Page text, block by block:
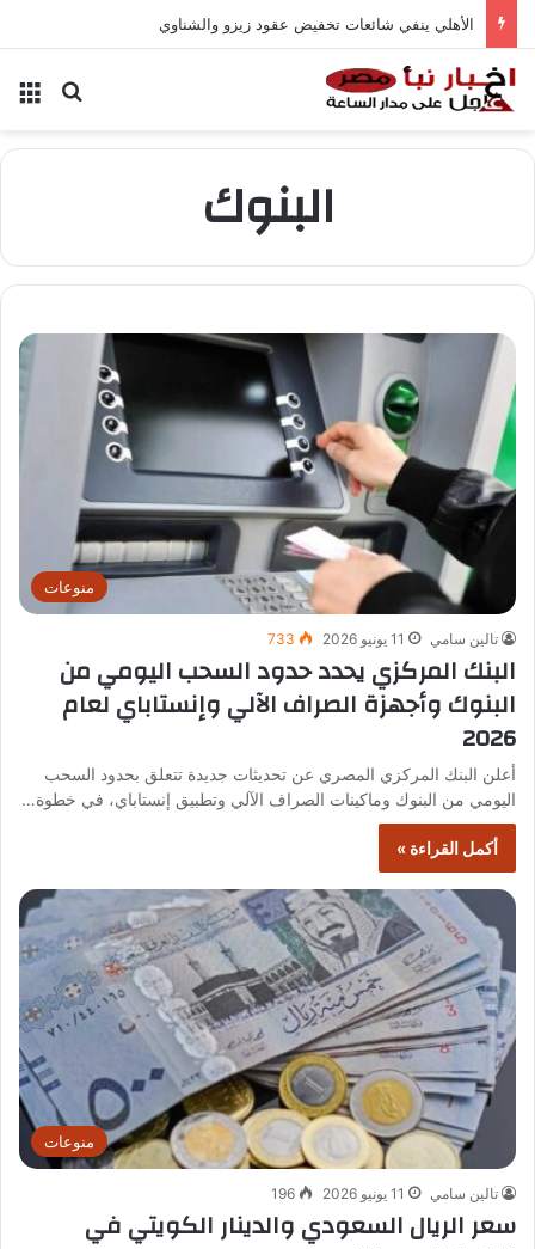
الأهلي ينفي شائعات تخفيض عقود زيزو والشناوي
بحث
البنوك
منوعات
تالين سامي 11 يونيو 2026 733
البنك المركزي يحدد حدود السحب اليومي من
البنوك وأجهزة الصراف الآلي وإنستاباي لعام
2026
أعلن البنك المركزي المصري عن تحديثات جديدة تتعلق بحدود السحب
اليومي من البنوك وماكينات الصراف الآلي وتطبيق إنستاباي، في خطوة…
أكمل القراءة »
منوعات
تالين سامي 11 يونيو 2026 196
سعر الريال السعودي والدينار الكويتي في